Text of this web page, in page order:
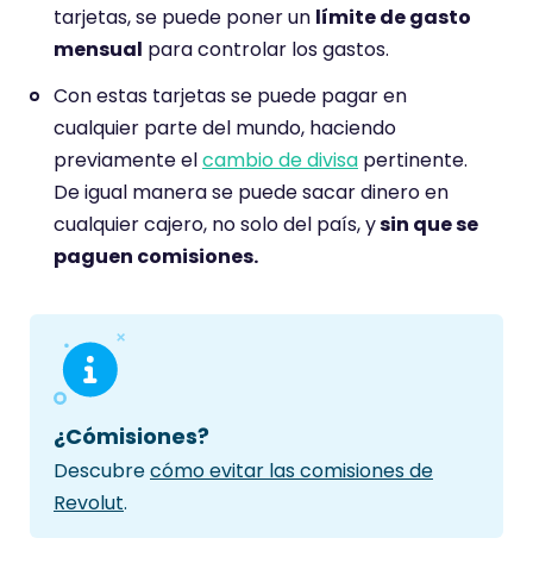
tarjetas, se puede poner un límite de gasto
mensual para controlar los gastos.
Con estas tarjetas se puede pagar en
cualquier parte del mundo, haciendo
previamente elcambio de divisa pertinente.
De igual manera se puede sacar dinero en
cualquier cajero, no solo del país, ysin que se
paguen comisiones.
¿Cómisiones?
Descubrecómo evitar las comisiones de
Revolut.